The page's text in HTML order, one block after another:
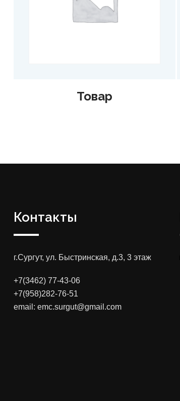
Товар
Контакты
г.Сургут, ул. Быстринская, д.3, 3 этаж
+7(3462) 77-43-06
+7(958)282-76-51
email: emc.surgut@gmail.com